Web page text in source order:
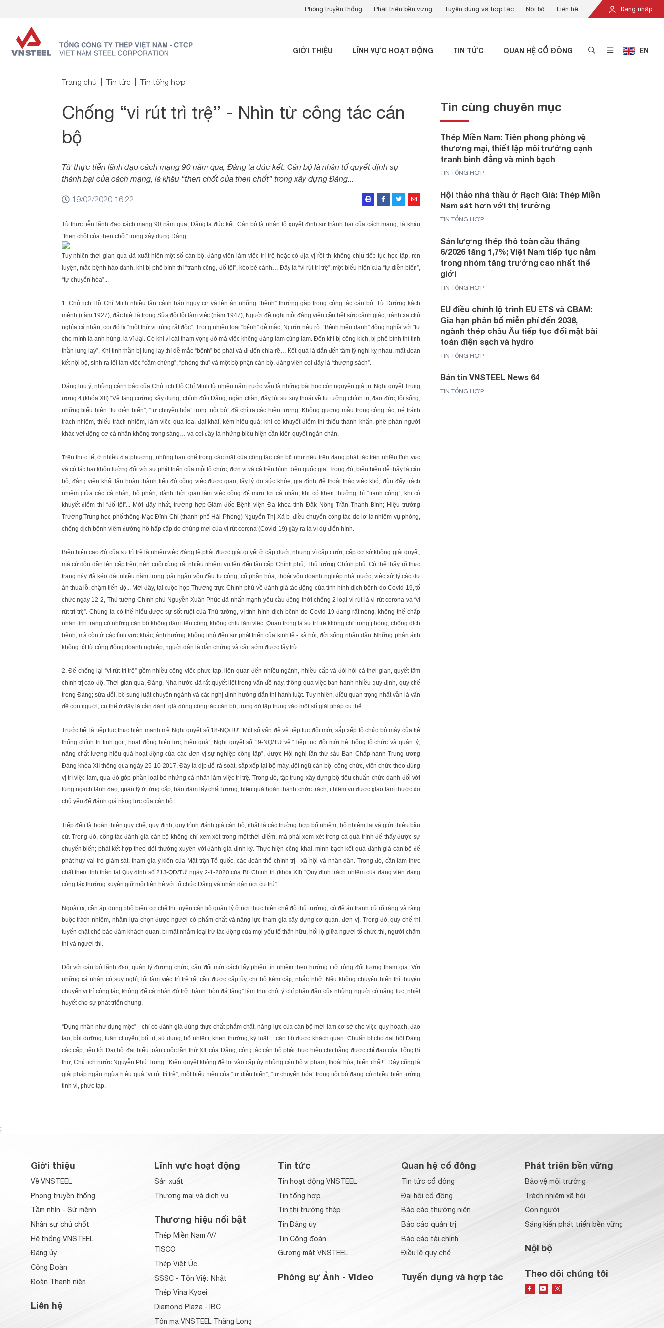
Đăng nhập
Phòng truyền thống Phát triển bền vững Tuyển dụng và hợp tác Nội bộ Liên hệ
GIỚI THIỆU LĨNH VỰC HOẠT ĐỘNG TIN TỨC QUAN HỆ CỔ ĐÔNG EN
Trang chủ Tin tức Tin tổng hợp
Chống “vi rút trì trệ” - Nhìn từ công tác cán
bộ
Từ thực tiễn lãnh đạo cách mạng 90 năm qua, Đảng ta đúc kết: Cán bộ là nhân tố quyết định sự
thành bại của cách mạng, là khâu “then chốt của then chốt” trong xây dựng Đảng...
19/02/2020 16:22
Từ thực tiễn lãnh đạo cách mạng 90 năm qua, Đảng ta đúc kết: Cán bộ là nhân tố quyết định sự thành bại của cách mạng, là khâu
“then chốt của then chốt” trong xây dựng Đảng...
Tuy nhiên thời gian qua đã xuất hiện một số cán bộ, đảng viên làm việc trì trệ hoặc có địa vị rồi thì không chịu tiếp tục học tập, rèn
luyện, mắc bệnh háo danh, khi bị phê bình thì “tranh công, đổ tội”, kéo bè cánh… Đây là “vi rút trì trệ”, một biểu hiện của “tự diễn biến”,
“tự chuyển hóa”...
1. Chủ tịch Hồ Chí Minh nhiều lần cảnh báo nguy cơ và lên án những “bệnh” thường gặp trong công tác cán bộ. Từ Đường kách
mệnh (năm 1927), đặc biệt là trong Sửa đổi lối làm việc (năm 1947), Người đề nghị mỗi đảng viên cần hết sức cảnh giác, tránh xa chủ
nghĩa cá nhân, coi đó là “một thứ vi trùng rất độc”. Trong nhiều loại “bệnh” dễ mắc, Người nêu rõ: “Bệnh hiếu danh” đồng nghĩa với “tự
cho mình là anh hùng, là vĩ đại. Có khi vì cái tham vọng đó mà việc không đáng làm cũng làm. Đến khi bị công kích, bị phê bình thì tinh
thần lung lay”. Khi tinh thần bị lung lay thì dễ mắc “bệnh” bè phái và đi đến chia rẽ… Kết quả là dẫn đến tâm lý nghi kỵ nhau, mất đoàn
kết nội bộ, sinh ra lối làm việc “cầm chừng”, “phòng thủ” và một bộ phận cán bộ, đảng viên coi đây là “thượng sách”.
Đáng lưu ý, những cảnh báo của Chủ tịch Hồ Chí Minh từ nhiều năm trước vẫn là những bài học còn nguyên giá trị. Nghị quyết Trung
ương 4 (khóa XII) “Về tăng cường xây dựng, chỉnh đốn Đảng; ngăn chặn, đẩy lùi sự suy thoái về tư tưởng chính trị, đạo đức, lối sống,
những biểu hiện “tự diễn biến”, “tự chuyển hóa” trong nội bộ” đã chỉ ra các hiện tượng: Không gương mẫu trong công tác; né tránh
trách nhiệm, thiếu trách nhiệm, làm việc qua loa, đại khái, kém hiệu quả; khi có khuyết điểm thì thiếu thành khẩn, phê phán người
khác với động cơ cá nhân không trong sáng… và coi đây là những biểu hiện cần kiên quyết ngăn chặn.
Trên thực tế, ở nhiều địa phương, những hạn chế trong các mặt của công tác cán bộ như nêu trên đang phát tác trên nhiều lĩnh vực
và có tác hại khôn lường đối với sự phát triển của mỗi tổ chức, đơn vị và cả trên bình diện quốc gia. Trong đó, biểu hiện dễ thấy là cán
bộ, đảng viên khất lần hoàn thành tiến độ công việc được giao; lấy lý do sức khỏe, gia đình để thoái thác việc khó; đùn đẩy trách
nhiệm giữa các cá nhân, bộ phận; dành thời gian làm việc công để mưu lợi cá nhân; khi có khen thưởng thì “tranh công”, khi có
khuyết điểm thì “đổ tội”... Mới đây nhất, trường hợp Giám đốc Bệnh viện Đa khoa tỉnh Đắk Nông Trần Thanh Bình; Hiệu trưởng
Trường Trung học phổ thông Mạc Đĩnh Chi (thành phố Hải Phòng) Nguyễn Thị Xã bị điều chuyển công tác do lơ là nhiệm vụ phòng,
chống dịch bệnh viêm đường hô hấp cấp do chủng mới của vi rút corona (Covid-19) gây ra là ví dụ điển hình.
Biểu hiện cao độ của sự trì trệ là nhiều việc đáng lẽ phải được giải quyết ở cấp dưới, nhưng vì cấp dưới, cấp cơ sở không giải quyết,
mà cứ dồn dần lên cấp trên, nên cuối cùng rất nhiều nhiệm vụ lên đến tận cấp Chính phủ, Thủ tướng Chính phủ. Có thể thấy rõ thực
trạng này đã kéo dài nhiều năm trong giải ngân vốn đầu tư công, cổ phần hóa, thoái vốn doanh nghiệp nhà nước; việc xử lý các dự
án thua lỗ, chậm tiến độ... Mới đây, tại cuộc họp Thường trực Chính phủ về đánh giá tác động của tình hình dịch bệnh do Covid-19, tổ
chức ngày 12-2, Thủ tướng Chính phủ Nguyễn Xuân Phúc đã nhấn mạnh yêu cầu đồng thời chống 2 loại vi rút là vi rút corona và “vi
rút trì trệ”. Chúng ta có thể hiểu được sự sốt ruột của Thủ tướng, vì tình hình dịch bệnh do Covid-19 đang rất nóng, không thể chấp
nhận tình trạng có những cán bộ không dám tiến công, không chịu làm việc. Quan trọng là sự trì trệ không chỉ trong phòng, chống dịch
bệnh, mà còn ở các lĩnh vực khác, ảnh hưởng không nhỏ đến sự phát triển của kinh tế - xã hội, đời sống nhân dân. Những phản ánh
không tốt từ cộng đồng doanh nghiệp, người dân là dẫn chứng và cần sớm được tẩy trừ...
2. Để chống lại “vi rút trì trệ” gồm nhiều công việc phức tạp, liên quan đến nhiều ngành, nhiều cấp và đòi hỏi cả thời gian, quyết tâm
chính trị cao độ. Thời gian qua, Đảng, Nhà nước đã rất quyết liệt trong vấn đề này, thông qua việc ban hành nhiều quy định, quy chế
trong Đảng; sửa đổi, bổ sung luật chuyên ngành và các nghị định hướng dẫn thi hành luật. Tuy nhiên, điều quan trọng nhất vẫn là vấn
đề con người, cụ thể ở đây là cần đánh giá đúng công tác cán bộ, trong đó tập trung vào một số giải pháp cụ thể.
Trước hết là tiếp tục thực hiện mạnh mẽ Nghị quyết số 18-NQ/TƯ “Một số vấn đề về tiếp tục đổi mới, sắp xếp tổ chức bộ máy của hệ
thống chính trị tinh gọn, hoạt động hiệu lực, hiệu quả”; Nghị quyết số 19-NQ/TƯ về “Tiếp tục đổi mới hệ thống tổ chức và quản lý,
nâng chất lượng hiệu quả hoạt động của các đơn vị sự nghiệp công lập”, được Hội nghị lần thứ sáu Ban Chấp hành Trung ương
Đảng khóa XII thông qua ngày 25-10-2017. Đây là dịp để rà soát, sắp xếp lại bộ máy, đội ngũ cán bộ, công chức, viên chức theo đúng
vị trí việc làm, qua đó góp phần loại bỏ những cá nhân làm việc trì trệ. Trong đó, tập trung xây dựng bộ tiêu chuẩn chức danh đối với
từng ngạch lãnh đạo, quản lý ở từng cấp; bảo đảm lấy chất lượng, hiệu quả hoàn thành chức trách, nhiệm vụ được giao làm thước đo
chủ yếu để đánh giá năng lực của cán bộ.
Tiếp đến là hoàn thiện quy chế, quy định, quy trình đánh giá cán bộ, nhất là các trường hợp bổ nhiệm, bổ nhiệm lại và giới thiệu bầu
cử. Trong đó, công tác đánh giá cán bộ không chỉ xem xét trong một thời điểm, mà phải xem xét trong cả quá trình để thấy được sự
chuyển biến; phải kết hợp theo dõi thường xuyên với đánh giá định kỳ. Thực hiện công khai, minh bạch kết quả đánh giá cán bộ để
phát huy vai trò giám sát, tham gia ý kiến của Mặt trận Tổ quốc, các đoàn thể chính trị - xã hội và nhân dân. Trong đó, cần làm thực
chất theo tinh thần tại Quy định số 213-QĐ/TƯ ngày 2-1-2020 của Bộ Chính trị (khóa XII) “Quy định trách nhiệm của đảng viên đang
công tác thường xuyên giữ mối liên hệ với tổ chức Đảng và nhân dân nơi cư trú”.
Ngoài ra, cần áp dụng phổ biến cơ chế thi tuyển cán bộ quản lý ở nơi thực hiện chế độ thủ trưởng, có đề án tranh cử rõ ràng và ràng
buộc trách nhiệm, nhằm lựa chọn được người có phẩm chất và năng lực tham gia xây dựng cơ quan, đơn vị. Trong đó, quy chế thi
tuyển chặt chẽ bảo đảm khách quan, bí mật nhằm loại trừ tác động của mọi yếu tố thân hữu, hối lộ giữa người tổ chức thi, người chấm
thi và người thi.
Đối với cán bộ lãnh đạo, quản lý đương chức, cần đổi mới cách lấy phiếu tín nhiệm theo hướng mở rộng đối tượng tham gia. Với
những cá nhân có suy nghĩ, lối làm việc trì trệ rất cần được cấp ủy, chi bộ kèm cặp, nhắc nhở. Nếu không chuyển biến thì thuyên
chuyển vị trí công tác, không để cá nhân đó trở thành “hòn đá tảng” làm thui chột ý chí phấn đấu của những người có năng lực, nhiệt
huyết cho sự phát triển chung.
“Dụng nhân như dụng mộc” - chỉ có đánh giá đúng thực chất phẩm chất, năng lực của cán bộ mới làm cơ sở cho việc quy hoạch, đào
tạo, bồi dưỡng, luân chuyển, bố trí, sử dụng, bổ nhiệm, khen thưởng, kỷ luật… cán bộ được khách quan. Chuẩn bị cho đại hội Đảng
các cấp, tiến tới Đại hội đại biểu toàn quốc lần thứ XIII của Đảng, công tác cán bộ phải thực hiện cho bằng được chỉ đạo của Tổng Bí
thư, Chủ tịch nước Nguyễn Phú Trọng: “Kiên quyết không để lọt vào cấp ủy những cán bộ vi phạm, thoái hóa, biến chất!”. Đây cũng là
giải pháp ngăn ngừa hiệu quả “vi rút trì trệ”, một biểu hiện của “tự diễn biến”, “tự chuyển hóa” trong nội bộ đang có nhiều biến tướng
tinh vi, phức tạp.
Tin cùng chuyên mục
Thép Miền Nam: Tiên phong phòng vệ
thương mại, thiết lập môi trường cạnh
tranh bình đẳng và minh bạch
TIN TỔNG HỢP
Hội thảo nhà thầu ở Rạch Giá: Thép Miền
Nam sát hơn với thị trường
TIN TỔNG HỢP
Sản lượng thép thô toàn cầu tháng
6/2026 tăng 1,7%; Việt Nam tiếp tục nằm
trong nhóm tăng trưởng cao nhất thế
giới
TIN TỔNG HỢP
EU điều chỉnh lộ trình EU ETS và CBAM:
Gia hạn phân bổ miễn phí đến 2038,
ngành thép châu Âu tiếp tục đối mặt bài
toán điện sạch và hydro
TIN TỔNG HỢP
Bản tin VNSTEEL News 64
TIN TỔNG HỢP
;
Giới thiệu
Về VNSTEEL
Phòng truyền thống
Tầm nhìn - Sứ mệnh
Nhân sự chủ chốt
Hệ thống VNSTEEL
Đảng ủy
Công Đoàn
Đoàn Thanh niên
Liên hệ
Lĩnh vực hoạt động
Sản xuất
Thương mại và dịch vụ
Thương hiệu nổi bật
Thép Miền Nam /V/
TISCO
Thép Việt Úc
SSSC - Tôn Việt Nhật
Thép Vina Kyoei
Diamond Plaza - IBC
Tôn mạ VNSTEEL Thăng Long
Tin tức
Tin hoạt động VNSTEEL
Tin tổng hợp
Tin thị trường thép
Tin Đảng ủy
Tin Công đoàn
Gương mặt VNSTEEL
Phóng sự Ảnh - Video
Quan hệ cổ đông
Tin tức cổ đông
Đại hội cổ đông
Báo cáo thường niên
Báo cáo quản trị
Báo cáo tài chính
Điều lệ quy chế
Tuyển dụng và hợp tác
Phát triển bền vững
Bảo vệ môi trường
Trách nhiệm xã hội
Con người
Sáng kiến phát triển bền vững
Nội bộ
Theo dõi chúng tôi